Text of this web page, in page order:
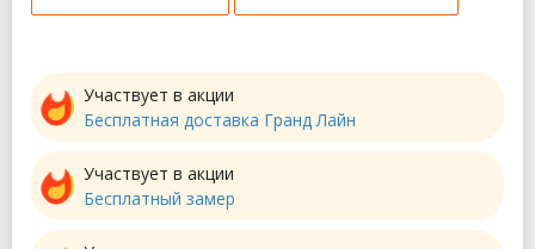
Участвует в акции
Бесплатная доставка Гранд Лайн
Участвует в акции
Бесплатный замер